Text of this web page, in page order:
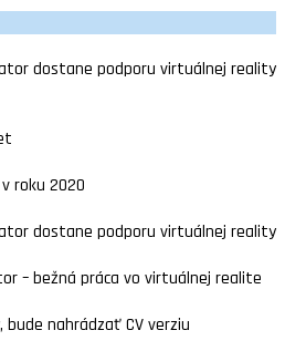
dostane podporu virtuálnej reality
roku 2020
dostane podporu virtuálnej reality
– bežná práca vo virtuálnej realite
bude nahrádzať CV verziu